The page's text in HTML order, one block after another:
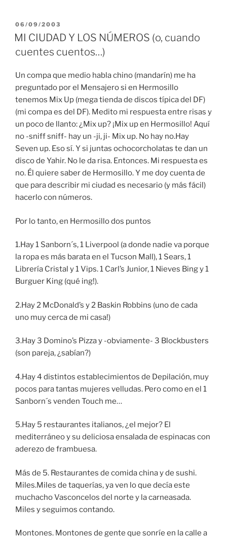
PUBLICADO
EN
06/09/2003
MI CIUDAD Y LOS NÚMEROS (o, cuando
cuentes cuentos…)
Un compa que medio habla chino (mandarín) me ha
preguntado por el Mensajero si en Hermosillo
tenemos Mix Up (mega tienda de discos típica del DF)
(mi compa es del DF). Medito mi respuesta entre risas y
un poco de llanto: ¿Mix up? ¡Mix up en Hermosillo! Aquí
no -sniff sniff- hay un -ji, ji- Mix up. No hay no.Hay
Seven up. Eso sí. Y si juntas ochocorcholatas te dan un
disco de Yahir. No le da risa. Entonces. Mi respuesta es
no. Él quiere saber de Hermosillo. Y me doy cuenta de
que para describir mi ciudad es necesario (y más fácil)
hacerlo con números.
Por lo tanto, en Hermosillo dos puntos
1.Hay 1 Sanborn´s, 1 Liverpool (a donde nadie va porque
la ropa es más barata en el Tucson Mall), 1 Sears, 1
Librería Cristal y 1 Vips. 1 Carl’s Junior, 1 Nieves Bing y 1
Burguer King (qué ing!).
2.Hay 2 McDonald’s y 2 Baskin Robbins (uno de cada
uno muy cerca de mi casa!)
3.Hay 3 Domino’s Pizza y -obviamente- 3 Blockbusters
(son pareja, ¿sabían?)
4.Hay 4 distintos establecimientos de Depilación, muy
pocos para tantas mujeres velludas. Pero como en el 1
Sanborn´s venden Touch me…
5.Hay 5 restaurantes italianos, ¿el mejor? El
mediterráneo y su deliciosa ensalada de espinacas con
aderezo de frambuesa.
Más de 5. Restaurantes de comida china y de sushi.
Miles.Miles de taquerías, ya ven lo que decía este
muchacho Vasconcelos del norte y la carneasada.
Miles y seguimos contando.
Montones. Montones de gente que sonríe en la calle a